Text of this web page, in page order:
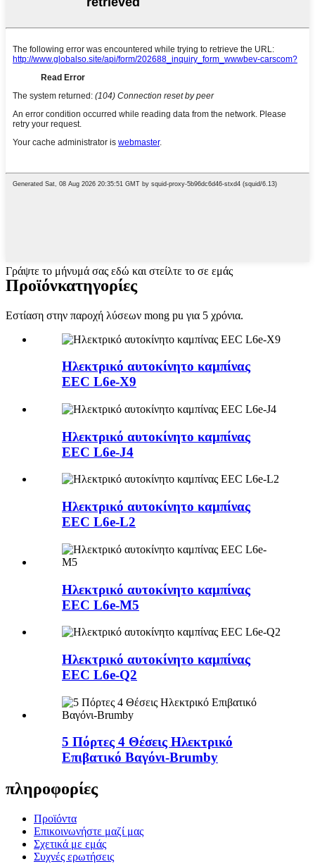
Γράψτε το μήνυμά σας εδώ και στείλτε το σε εμάς
Προϊόνκατηγορίες
Εστίαση στην παροχή λύσεων mong pu για 5 χρόνια.
Ηλεκτρικό αυτοκίνητο καμπίνας
EEC L6e-X9
Ηλεκτρικό αυτοκίνητο καμπίνας
EEC L6e-J4
Ηλεκτρικό αυτοκίνητο καμπίνας
EEC L6e-L2
Ηλεκτρικό αυτοκίνητο καμπίνας
EEC L6e-M5
Ηλεκτρικό αυτοκίνητο καμπίνας
EEC L6e-Q2
5 Πόρτες 4 Θέσεις Ηλεκτρικό
Επιβατικό Βαγόνι-Brumby
πληροφορίες
Προϊόντα
Επικοινωνήστε μαζί μας
Σχετικά με εμάς
Συχνές ερωτήσεις